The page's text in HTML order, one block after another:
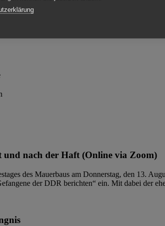
nach der Haft (Online via Zoom)
des Mauerbaus am Donnerstag, den 13.
der DDR berichten“ ein. Mit dabei der